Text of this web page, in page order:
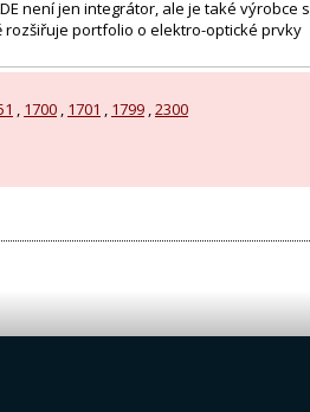
není jen integrátor, ale je také výrobce s
rozšiřuje portfolio o elektro-optické prvky
, 1700 , 1701 , 1799 ,2300